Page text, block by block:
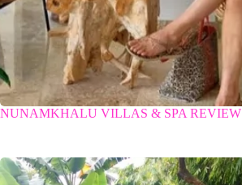
NUNAMKHALU VILLAS & SPA REVIEW